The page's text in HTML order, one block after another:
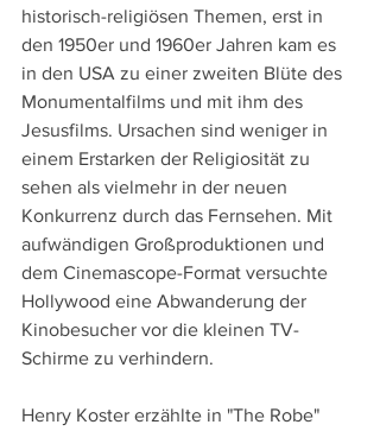
historisch-religiösen Themen, erst in
den 1950er und 1960er Jahren kam es
in den USA zu einer zweiten Blüte des
Monumentalfilms und mit ihm des
Jesusfilms. Ursachen sind weniger in
einem Erstarken der Religiosität zu
sehen als vielmehr in der neuen
Konkurrenz durch das Fernsehen. Mit
aufwändigen Großproduktionen und
dem Cinemascope-Format versuchte
Hollywood eine Abwanderung der
Kinobesucher vor die kleinen TV-
Schirme zu verhindern.
Henry Koster erzählte in "The Robe"